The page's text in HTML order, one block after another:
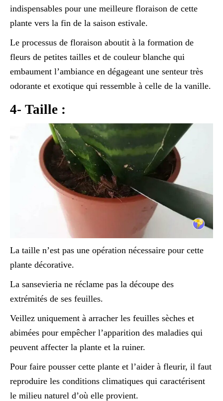
indispensables pour une meilleure floraison de cette
plante vers la fin de la saison estivale.
Le processus de floraison aboutit à la formation de
fleurs de petites tailles et de couleur blanche qui
embaument l’ambiance en dégageant une senteur très
odorante et exotique qui ressemble à celle de la vanille.
4- Taille :
La taille n’est pas une opération nécessaire pour cette
plante décorative.
La sansevieria ne réclame pas la découpe des
extrémités de ses feuilles.
Veillez uniquement à arracher les feuilles sèches et
abimées pour empêcher l’apparition des maladies qui
peuvent affecter la plante et la ruiner.
Pour faire pousser cette plante et l’aider à fleurir, il faut
reproduire les conditions climatiques qui caractérisent
le milieu naturel d’où elle provient.